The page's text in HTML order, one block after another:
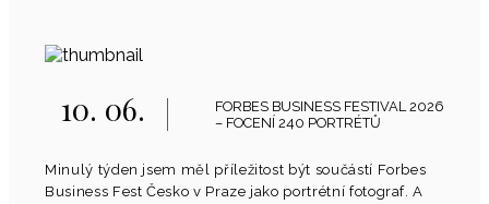
10. 06.
FORBES BUSINESS FESTIVAL 2026
– FOCENÍ 240 PORTRÉTŮ
Minulý týden jsem měl příležitost být součástí Forbes
Business Fest Česko v Praze jako portrétní fotograf. A